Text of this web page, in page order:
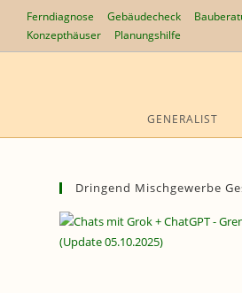
Inhalt
springen
Ferndiagnose Gebäudecheck
Konzepthäuser
Planungshilfe
GENERALIST
Dringend Mischgewerbe